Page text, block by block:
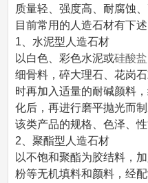
质量轻、强度高、耐腐蚀
目前常用的人造石材有下述
1、水泥型人造石材
以白色、彩色水泥或硅酸盐
细骨料，碎大理石、花岗
时再加入适量的耐碱颜料
化后，再进行磨平抛光而
该类产品的规格、色泽、
2、聚酯型人造石材
以不饱和聚酯为胶结料，
粉等无机填料和颜料，经